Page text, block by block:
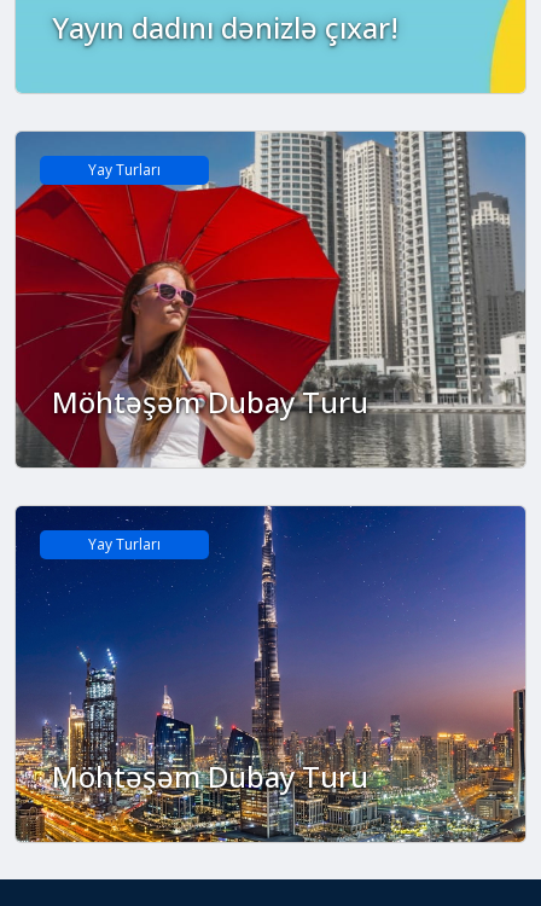
Yayın dadını dənizlə çıxar!
Yay Turları
Möhtəşəm Dubay Turu
Yay Turları
Möhtəşəm Dubay Turu